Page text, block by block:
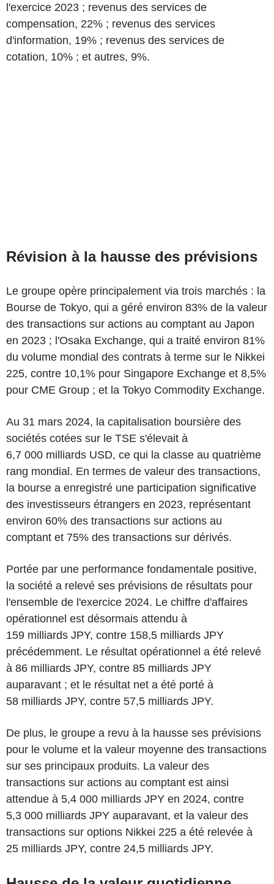
l'exercice 2023 ; revenus des services de
compensation, 22% ; revenus des services
d'information, 19% ; revenus des services de
cotation, 10% ; et autres, 9%.
Révision à la hausse des prévisions
Le groupe opère principalement via trois marchés : la
Bourse de Tokyo, qui a géré environ 83% de la valeur
des transactions sur actions au comptant au Japon
en 2023 ; l'Osaka Exchange, qui a traité environ 81%
du volume mondial des contrats à terme sur le Nikkei
225, contre 10,1% pour Singapore Exchange et 8,5%
pour CME Group ; et la Tokyo Commodity Exchange.
Au 31 mars 2024, la capitalisation boursière des
sociétés cotées sur le TSE s'élevait à
6,7 000 milliards USD, ce qui la classe au quatrième
rang mondial. En termes de valeur des transactions,
la bourse a enregistré une participation significative
des investisseurs étrangers en 2023, représentant
environ 60% des transactions sur actions au
comptant et 75% des transactions sur dérivés.
Portée par une performance fondamentale positive,
la société a relevé ses prévisions de résultats pour
l'ensemble de l'exercice 2024. Le chiffre d'affaires
opérationnel est désormais attendu à
159 milliards JPY, contre 158,5 milliards JPY
précédemment. Le résultat opérationnel a été relevé
à 86 milliards JPY, contre 85 milliards JPY
auparavant ; et le résultat net a été porté à
58 milliards JPY, contre 57,5 milliards JPY.
De plus, le groupe a revu à la hausse ses prévisions
pour le volume et la valeur moyenne des transactions
sur ses principaux produits. La valeur des
transactions sur actions au comptant est ainsi
attendue à 5,4 000 milliards JPY en 2024, contre
5,3 000 milliards JPY auparavant, et la valeur des
transactions sur options Nikkei 225 a été relevée à
25 milliards JPY, contre 24,5 milliards JPY.